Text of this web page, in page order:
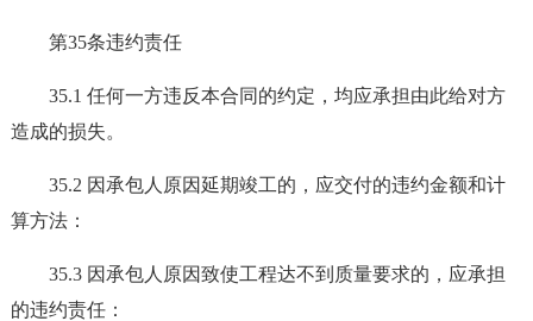
第35条违约责任
35.1 任何一方违反本合同的约定，均应承担由此给对方
造成的损失。
35.2 因承包人原因延期竣工的，应交付的违约金额和计
算方法：
35.3 因承包人原因致使工程达不到质量要求的，应承担
的违约责任：